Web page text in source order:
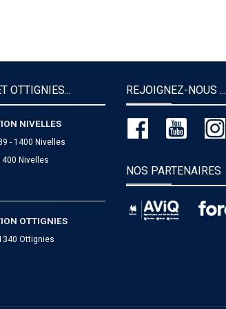
OTTIGNIES...
NIVELLES
- 1400 Nivelles
Nivelles
OTTIGNIES
Ottignies
REJOIGNEZ-NOUS ...
NOS PARTENAIRES